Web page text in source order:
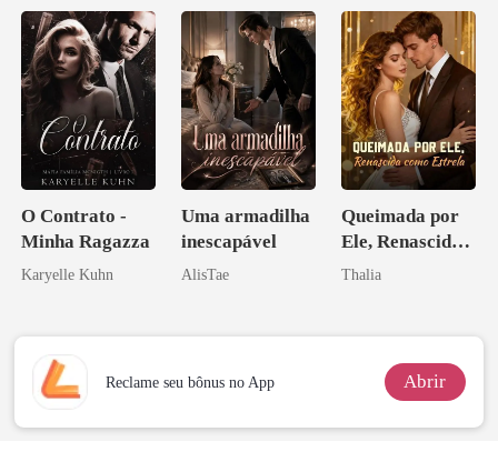
O Contrato -
Minha Ragazza
Karyelle Kuhn
Uma armadilha
inescapável
AlisTae
Queimada por
Ele, Renascida
como Estrela
Thalia
Reclame seu bônus no App Abrir